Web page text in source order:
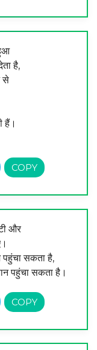
है,
से
हैं।
और
सकता है,
पहुंचा सकता है।